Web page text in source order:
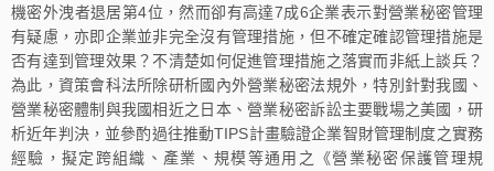
機密外洩者退居第4位，然而卻有高達7成6企業表示對營業秘密管理
有疑慮，亦即企業並非完全沒有管理措施，但不確定確認管理措施是
否有達到管理效果？不清楚如何促進管理措施之落實而非紙上談兵？
為此，資策會科法所除研析國內外營業秘密法規外，特別針對我國、
營業秘密體制與我國相近之日本、營業秘密訴訟主要戰場之美國，研
析近年判決，並參酌過往推動TIPS計畫驗證企業智財管理制度之實務
經驗，擬定跨組織、產業、規模等通用之《營業秘密保護管理規